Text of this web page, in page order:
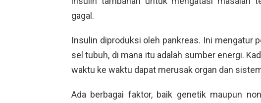
gagal.
Insulin diproduksi oleh pankreas. Ini mengatur
sel tubuh, di mana itu adalah sumber energi.
waktu ke waktu dapat merusak organ dan
Ada berbagai faktor, baik genetik maupun